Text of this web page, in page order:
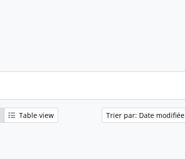
Table view Trier par: Date modifiée